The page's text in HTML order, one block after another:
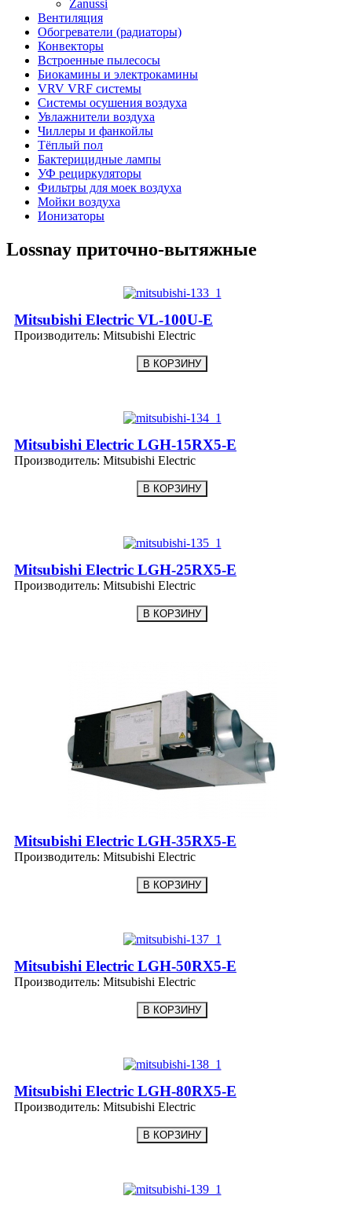
Zanussi
Вентиляция
Обогреватели (радиаторы)
Конвекторы
Встроенные пылесосы
Биокамины и электрокамины
VRV VRF системы
Системы осушения воздуха
Увлажнители воздуха
Чиллеры и фанкойлы
Тёплый пол
Бактерицидные лампы
УФ рециркуляторы
Фильтры для моек воздуха
Мойки воздуха
Ионизаторы
Lossnay приточно-вытяжные
Mitsubishi Electric VL-100U-E
Производитель: Mitsubishi Electric
Mitsubishi Electric LGH-15RX5-E
Производитель: Mitsubishi Electric
Mitsubishi Electric LGH-25RX5-E
Производитель: Mitsubishi Electric
Mitsubishi Electric LGH-35RX5-E
Производитель: Mitsubishi Electric
Mitsubishi Electric LGH-50RX5-E
Производитель: Mitsubishi Electric
Mitsubishi Electric LGH-80RX5-E
Производитель: Mitsubishi Electric